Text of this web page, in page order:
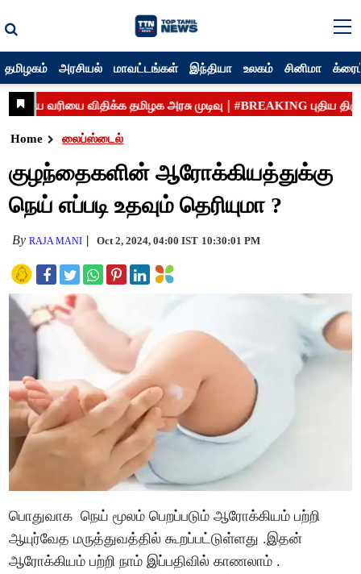
தமிழகம் அரசியல் மாவட்டங்கள் இந்தியா உலகம் சினிமா
Home லைப்ஸ்டைல்
குழந்தைகளின் ஆரோக்கியத்துக்கு
நெய் எப்படி உதவும் தெரியுமா ?
ByRAJA MANI Oct 2, 2024, 04:00 IST 10:30:01 PM
பொதுவாக நெய் மூலம் பெறப்படும் ஆரோக்கியம் பற்றி
ஆயுர்வேத மருத்துவத்தில் கூறப்பட்டுள்ளது .இதன்
ஆரோக்கியம் பற்றி நாம் இப்பதிவில் காணலாம் .